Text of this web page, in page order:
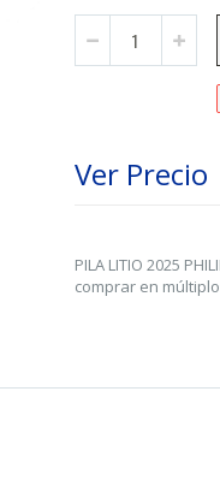
Ver Precio
PILA LITIO 2025
comprar en